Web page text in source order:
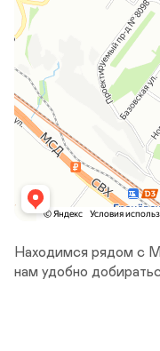
Находимся рядом с
нам удобно